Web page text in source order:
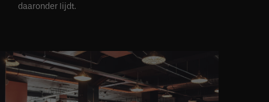
daaronder lijdt.